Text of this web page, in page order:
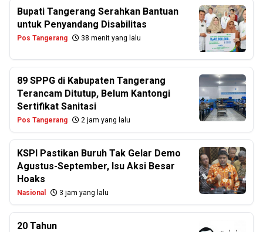
Bupati Tangerang Serahkan Bantuan
untuk Penyandang Disabilitas
Pos Tangerang 38 menit yang lalu
89 SPPG di Kabupaten Tangerang
Terancam Ditutup, Belum Kantongi
Sertifikat Sanitasi
Pos Tangerang 2 jam yang lalu
KSPI Pastikan Buruh Tak Gelar Demo
Agustus-September, Isu Aksi Besar
Hoaks
Nasional 3 jam yang lalu
20 Tahun